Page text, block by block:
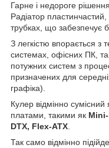
Гарне і недороге
Радіатор
трубках, що забезпечує
З легкістю впорається з
системах, офісних ПК,
потужних систем з
призначених для
графіка).
Кулер відмінно
платами, такими як
DTX, Flex-ATX.
Так само відмінно